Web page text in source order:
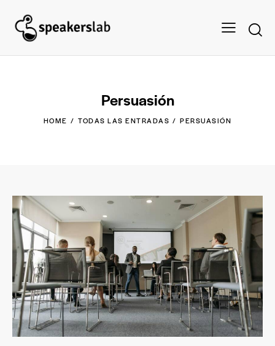
Persuasión
HOME TODAS LAS ENTRADAS PERSUASIÓN